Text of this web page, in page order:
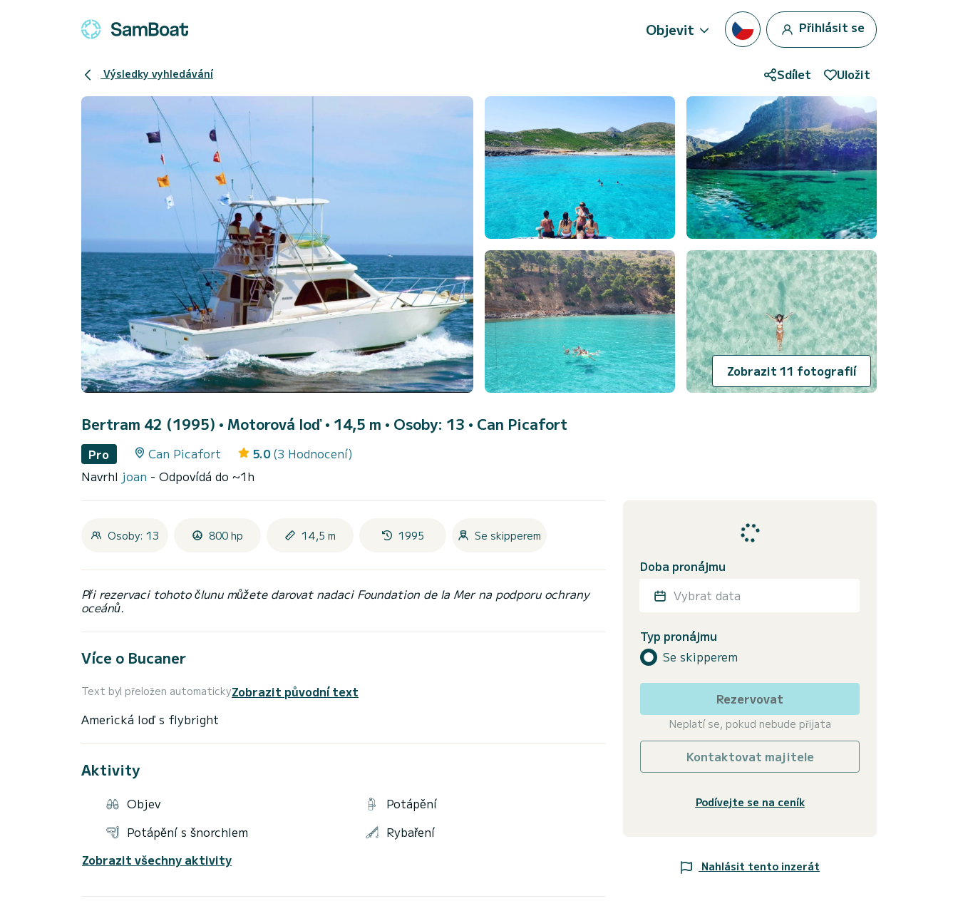
Objevit Přihlásit se
Výsledky vyhledávání Sdílet Uložit
Zobrazit 11 fotografií
Bertram 42 (1995) • Motorová loď • 14,5 m • Osoby: 13 • Can Picafort
Pro Can Picafort 5.0 (3 Hodnocení)
Navrhl joan - Odpovídá do ~1h
Osoby: 13 800 hp 14,5 m 1995 Se skipperem
Při rezervaci tohoto člunu můžete darovat nadaci Foundation de la Mer na podporu ochrany
oceánů.
Více o Bucaner
Text byl přeložen automatickyZobrazit původní text
Aktivity
Objev
Potápění
Potápění s šnorchlem
Rybaření
Zobrazit všechny aktivity
Doba pronájmu
Vybrat data
Typ pronájmu
Se skipperem
Rezervovat
Neplatí se, pokud nebude přijata
Kontaktovat majitele
Podívejte se na ceník
Nahlásit tento inzerát